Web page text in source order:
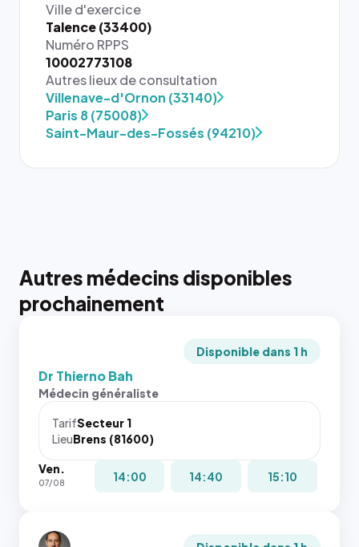
Ville d'exercice
Talence (33400)
Numéro RPPS
10002773108
Autres lieux de consultation
Villenave-d'Ornon (33140)
Paris 8 (75008)
Saint-Maur-des-Fossés (94210)
Autres médecins disponibles
prochainement
Disponible dans 1 h
Dr Thierno Bah
Médecin généraliste
TarifSecteur 1
LieuBrens (81600)
Ven.
07/08 14:00 14:40 15:10